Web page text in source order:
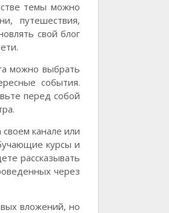
темы можно
путешествия,
свой блог
можно выбрать
события.
перед собой
канале или
курсы и
рассказывать
через
вложений, но